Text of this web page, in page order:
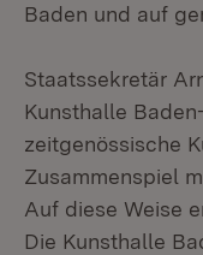
Baden und auf
Staatssekretär
Kunsthalle
zeitgenössische
Zusammenspiel
Auf diese Weise
Die Kunsthalle